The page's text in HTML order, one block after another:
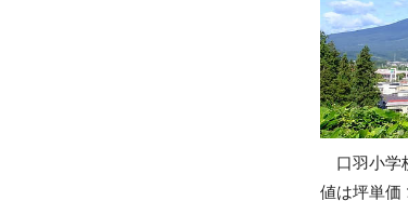
口羽小学
値は坪単価